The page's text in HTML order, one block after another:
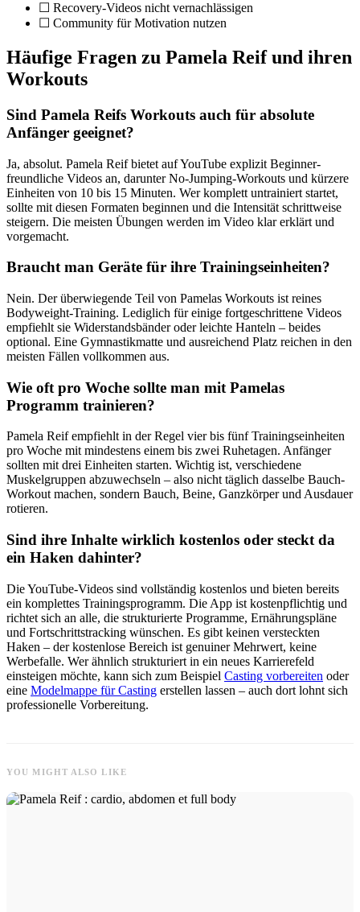
☐ Recovery-Videos nicht vernachlässigen
☐ Community für Motivation nutzen
Häufige Fragen zu Pamela Reif und ihren
Workouts
Sind Pamela Reifs Workouts auch für absolute
Anfänger geeignet?
Ja, absolut. Pamela Reif bietet auf YouTube explizit Beginner-
freundliche Videos an, darunter No-Jumping-Workouts und kürzere
Einheiten von 10 bis 15 Minuten. Wer komplett untrainiert startet,
sollte mit diesen Formaten beginnen und die Intensität schrittweise
steigern. Die meisten Übungen werden im Video klar erklärt und
vorgemacht.
Braucht man Geräte für ihre Trainingseinheiten?
Nein. Der überwiegende Teil von Pamelas Workouts ist reines
Bodyweight-Training. Lediglich für einige fortgeschrittene Videos
empfiehlt sie Widerstandsbänder oder leichte Hanteln – beides
optional. Eine Gymnastikmatte und ausreichend Platz reichen in den
meisten Fällen vollkommen aus.
Wie oft pro Woche sollte man mit Pamelas
Programm trainieren?
Pamela Reif empfiehlt in der Regel vier bis fünf Trainingseinheiten
pro Woche mit mindestens einem bis zwei Ruhetagen. Anfänger
sollten mit drei Einheiten starten. Wichtig ist, verschiedene
Muskelgruppen abzuwechseln – also nicht täglich dasselbe Bauch-
Workout machen, sondern Bauch, Beine, Ganzkörper und Ausdauer
rotieren.
Sind ihre Inhalte wirklich kostenlos oder steckt da
ein Haken dahinter?
Die YouTube-Videos sind vollständig kostenlos und bieten bereits
ein komplettes Trainingsprogramm. Die App ist kostenpflichtig und
richtet sich an alle, die strukturierte Programme, Ernährungspläne
und Fortschrittstracking wünschen. Es gibt keinen versteckten
Haken – der kostenlose Bereich ist genuiner Mehrwert, keine
Werbefalle. Wer ähnlich strukturiert in ein neues Karrierefeld
einsteigen möchte, kann sich zum Beispiel Casting vorbereiten oder
eine Modelmappe für Casting erstellen lassen – auch dort lohnt sich
professionelle Vorbereitung.
YOU MIGHT ALSO LIKE